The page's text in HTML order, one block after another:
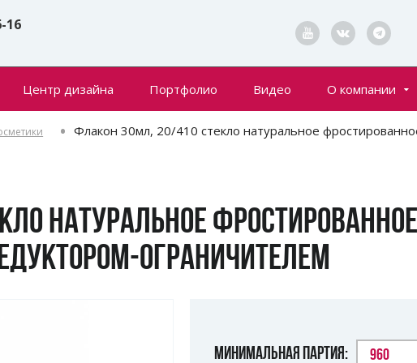
16
Центр дизайна Портфолио Видео О компании
Контакты
Флакон 30мл, 20/410 стекло натуральное
НАТУРАЛЬНОЕ
ОГРАНИЧИТЕЛЕМ
МИНИМАЛЬНАЯ ПАРТИЯ: